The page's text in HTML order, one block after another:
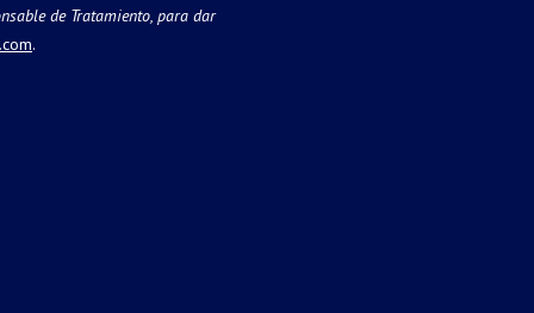
de Tratamiento, para dar
.